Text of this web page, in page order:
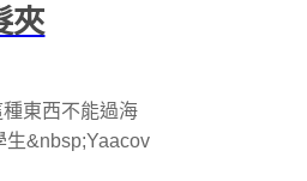
夾
東西不能過海
生&nbsp;Yaacov